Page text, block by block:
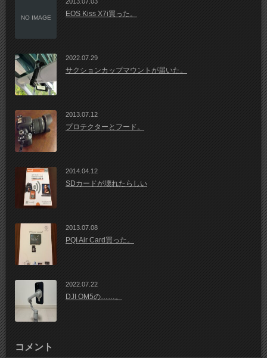
NO IMAGE EOS Kiss X7i買った。
2022.07.29
サクションカップマウントが届いた。
2013.07.12
プロテクターとフード。
2014.04.12
SDカードが壊れたらしい
2013.07.08
PQI Air Card買った。
2022.07.22
DJI OM5の……。
コメント